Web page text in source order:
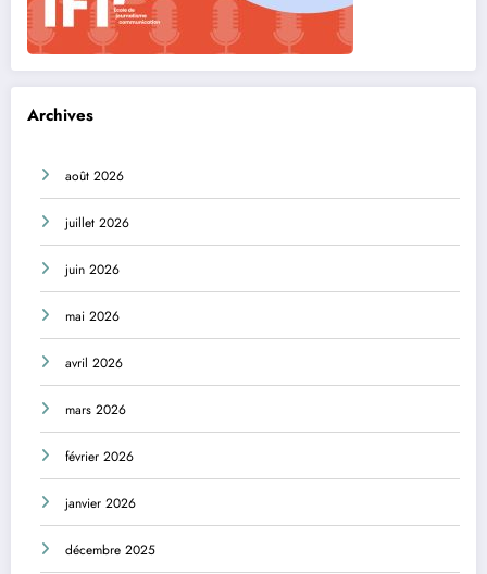
Archives
août 2026
juillet 2026
juin 2026
mai 2026
avril 2026
mars 2026
février 2026
janvier 2026
décembre 2025